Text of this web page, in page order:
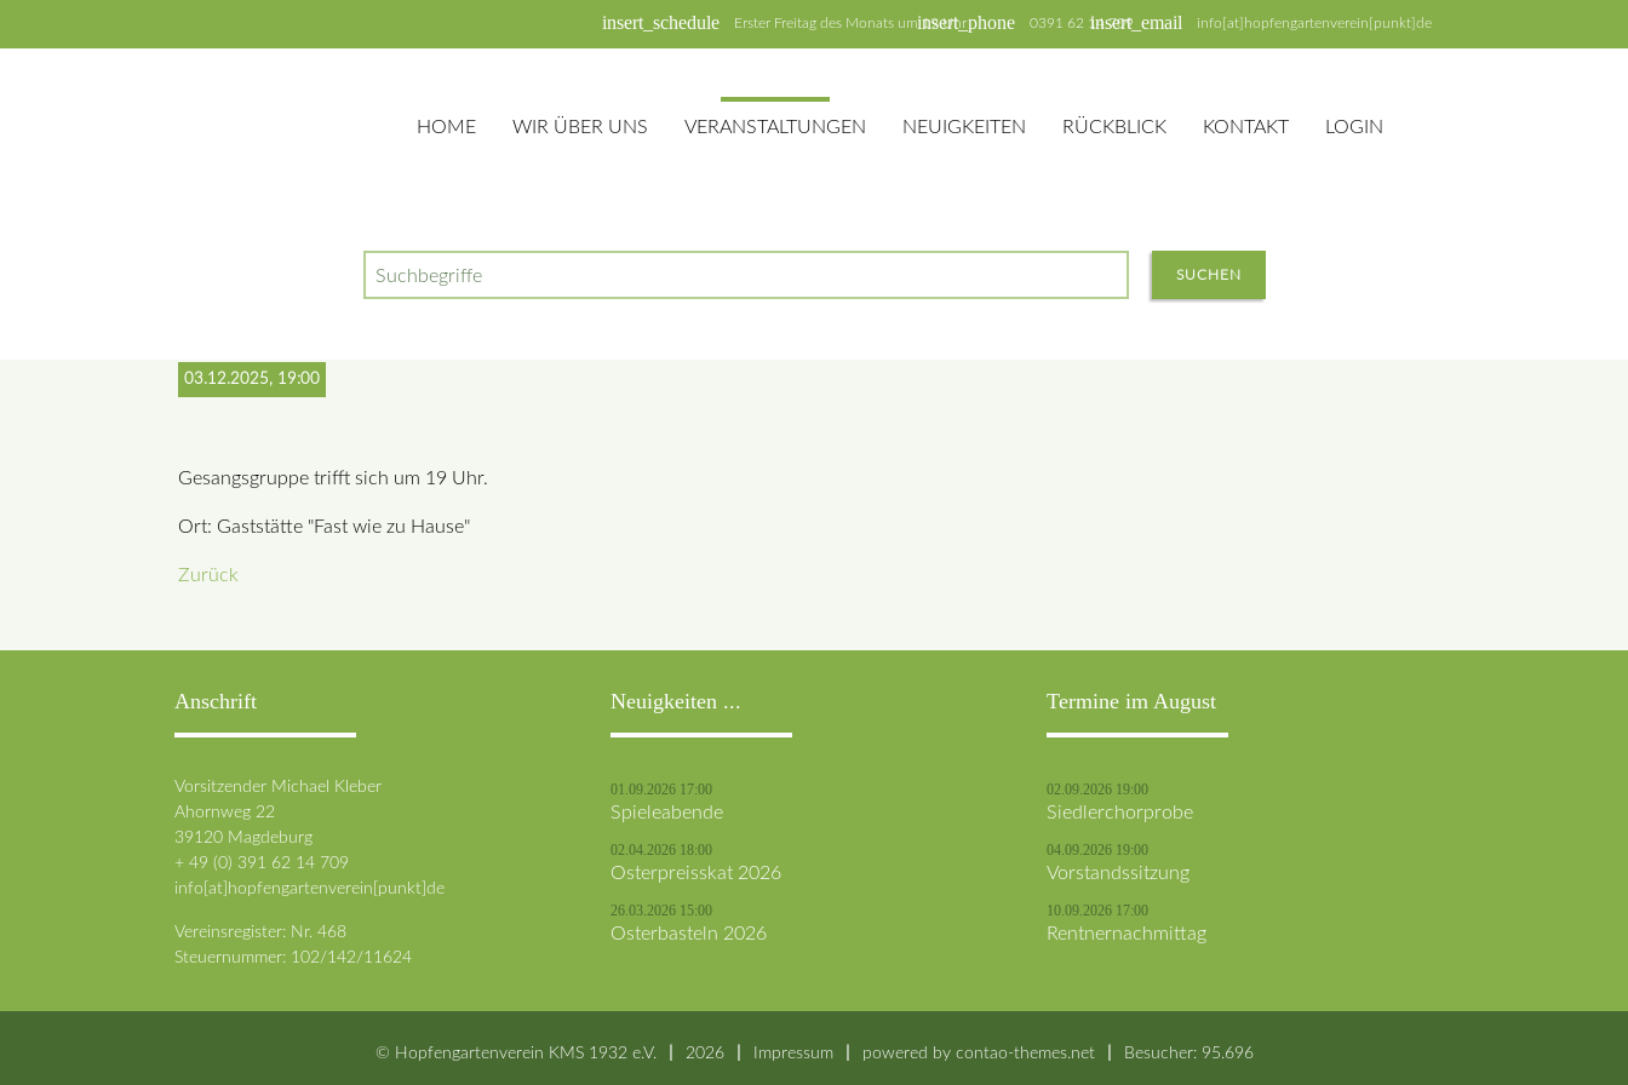
insert_email info[at]hopfengartenverein[punkt]de
insert_phone 0391 62 14 709
insert_schedule Erster Freitag des Monats um 19 Uhr
HOME WIR ÜBER UNS VERANSTALTUNGEN NEUIGKEITEN RÜCKBLICK KONTAKT LOGIN
Suchbegriffe SUCHEN
Siedlerchorprobe
03.12.2025, 19:00
Gesangsgruppe trifft sich um 19 Uhr.
Ort: Gaststätte "Fast wie zu Hause"
Zurück
Anschrift
Vorsitzender Michael Kleber
Ahornweg 22
39120 Magdeburg
+ 49 (0) 391 62 14 709
info[at]hopfengartenverein[punkt]de
Vereinsregister: Nr. 468
Steuernummer: 102/142/11624
Neuigkeiten ...
01.09.2026 17:00
Spieleabende
02.04.2026 18:00
Osterpreisskat 2026
26.03.2026 15:00
Osterbasteln 2026
Termine im August
02.09.2026 19:00
Siedlerchorprobe
04.09.2026 19:00
Vorstandssitzung
10.09.2026 17:00
Rentnernachmittag
© Hopfengartenverein KMS 1932 e.V. 2026 Impressum powered by contao-themes.net Besucher: 95.696